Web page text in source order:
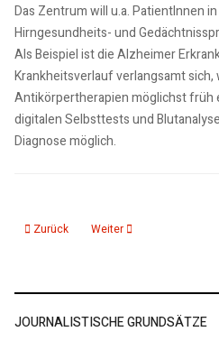
Das Zentrum will u.a. PatientInnen
Hirngesundheits- und
Als Beispiel ist die Alzheimer
Krankheitsverlauf verlangsamt sich,
Antikörpertherapien möglichst
digitalen Selbsttests und
Diagnose möglich.
Vorheriger Beitrag: 22.05.26:
Zurück Nächster Beitrag:
Weiter
JOURNALISTISCHE GRUNDSÄTZE